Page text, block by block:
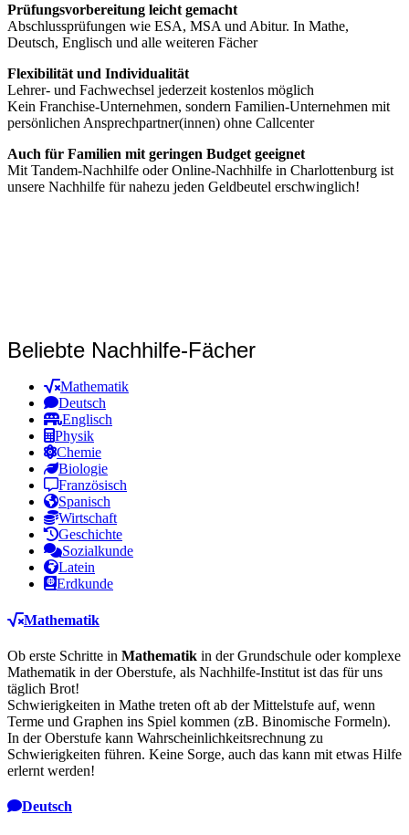
Prüfungsvorbereitung leicht gemacht
Abschlussprüfungen wie ESA, MSA und Abitur. In Mathe,
Deutsch, Englisch und alle weiteren Fächer
Flexibilität und Individualität
Lehrer- und Fachwechsel jederzeit kostenlos möglich
Kein Franchise-Unternehmen, sondern Familien-Unternehmen mit
persönlichen Ansprechpartner(innen) ohne Callcenter
Auch für Familien mit geringen Budget geeignet
Mit Tandem-Nachhilfe oder Online-Nachhilfe in Charlottenburg ist
unsere Nachhilfe für nahezu jeden Geldbeutel erschwinglich!
Beliebte Nachhilfe-Fächer
Mathematik
Deutsch
Englisch
Physik
Chemie
Biologie
Französisch
Spanisch
Wirtschaft
Geschichte
Sozialkunde
Latein
Erdkunde
Mathematik
Ob erste Schritte in Mathematik in der Grundschule oder komplexe
Mathematik in der Oberstufe, als Nachhilfe-Institut ist das für uns
täglich Brot!
Schwierigkeiten in Mathe treten oft ab der Mittelstufe auf, wenn
Terme und Graphen ins Spiel kommen (zB. Binomische Formeln).
In der Oberstufe kann Wahrscheinlichkeitsrechnung zu
Schwierigkeiten führen. Keine Sorge, auch das kann mit etwas Hilfe
erlernt werden!
Deutsch